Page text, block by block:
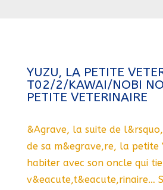
YUZU, LA PETITE
T02/2/KAWAI/NOBI
PETITE VETERINAIRE
&Agrave, la suite de
de sa m&egrave,re, la petite
habiter avec son oncle qui
v&eacute,t&eacute,rinaire…